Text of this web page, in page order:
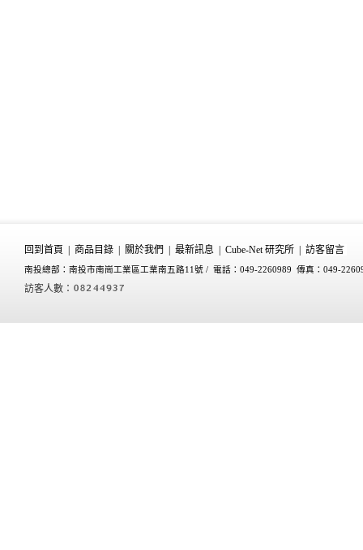
回到首頁 商品目錄 關於我們 最新訊息 Cube-Net 研究所 訪客留言
南投總部：南投市南崗工業區工業南五路11號 / 電話：049-2260989 傳真：049-
訪客人數：